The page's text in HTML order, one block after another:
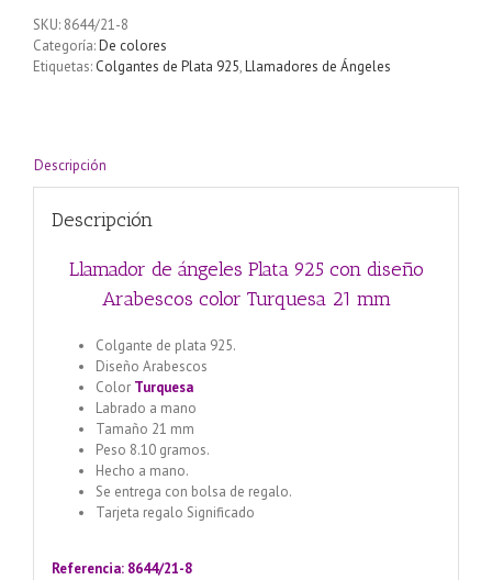
con
diseño
Arabescos
mm
SKU: 8644/21-8
Categoría:De colores
Etiquetas: Colgantes de Plata 925,Llamadores de Ángeles
Descripción
Descripción
Llamador de ángeles Plata 925 con diseño
Arabescos color Turquesa 21 mm
Colgante de plata 925.
Diseño Arabescos
Color Turquesa
Labrado a mano
Tamaño 21 mm
Peso 8.10 gramos.
Hecho a mano.
Se entrega con bolsa de regalo.
Tarjeta regalo Significado
Referencia: 8644/21-8